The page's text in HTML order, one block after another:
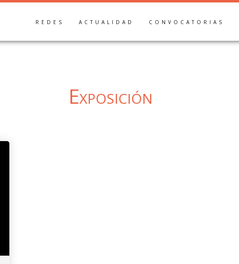
REDES ACTUALIDAD CONVOCATORIAS
Exposición